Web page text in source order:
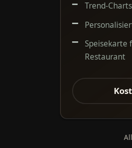
Trend-
Speisekarte
Restaurant